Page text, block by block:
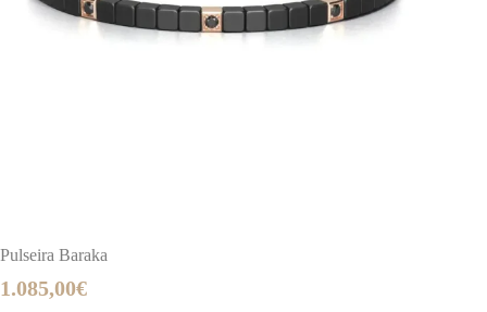
Pulseira Baraka
1.085,00€